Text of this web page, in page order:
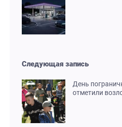
Следующая запись
День
отметили